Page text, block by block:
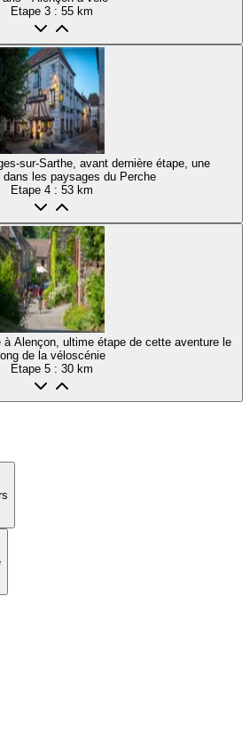
Etape 3 : 55 km
sur-Sarthe, avant dernière étape, une
dans les paysages du Perche
Etape 4 : 53 km
à Alençon, ultime étape de cette aventure le
long de la véloscénie
Etape 5 : 30 km